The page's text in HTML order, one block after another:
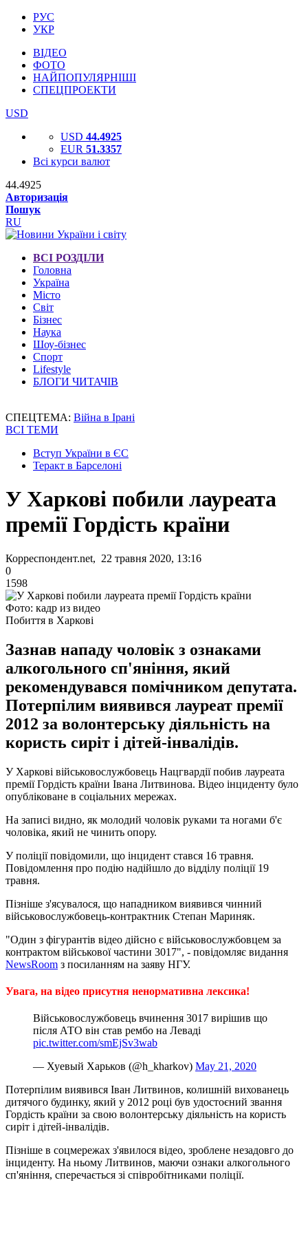
РУС
УКР
ВІДЕО
ФОТО
НАЙПОПУЛЯРНІШІ
СПЕЦПРОЕКТИ
USD
USD 44.4925
EUR 51.3357
Всі курси валют
44.4925
Авторизація
Пошук
RU
ВСІ РОЗДІЛИ
Головна
Україна
Місто
Світ
Бізнес
Наука
Шоу-бізнес
Спорт
Lifestyle
БЛОГИ ЧИТАЧІВ
СПЕЦТЕМА: Війна в Ірані
ВСІ ТЕМИ
Вступ України в ЄС
Теракт в Барселоні
У Харкові побили лауреата
премії Гордість країни
Корреспондент.net, 22 травня 2020, 13:16
0
1598
Фото: кадр из видео
Побиття в Харкові
Зазнав нападу чоловік з ознаками
алкогольного сп'яніння, який
рекомендувався помічником депутата.
Потерпілим виявився лауреат премії
2012 за волонтерську діяльність на
користь сиріт і дітей-інвалідів.
У Харкові військовослужбовець Нацгвардії побив лауреата
премії Гордість країни Івана Литвинова. Відео інциденту було
опубліковане в соціальних мережах.
На записі видно, як молодий чоловік руками та ногами б'є
чоловіка, який не чинить опору.
У поліції повідомили, що інцидент стався 16 травня.
Повідомлення про подію надійшло до відділу поліції 19
травня.
Пізніше з'ясувалося, що нападником виявився чинний
військовослужбовець-контрактник Степан Мариняк.
"Один з фігурантів відео дійсно є військовослужбовцем за
контрактом військової частини 3017", - повідомляє видання
NewsRoom з посиланням на заяву НГУ.
Увага, на відео присутня ненормативна лексика!
Військовослужбовець вчинення 3017 вирішив що
після АТО він став рембо на Леваді
pic.twitter.com/smEjSv3wab
— Хуевый Харьков (@h_kharkov) May 21, 2020
Потерпілим виявився Іван Литвинов, колишній вихованець
дитячого будинку, який у 2012 році був удостоєний звання
Гордість країни за свою волонтерську діяльність на користь
сиріт і дітей-інвалідів.
Пізніше в соцмережах з'явилося відео, зроблене незадовго до
інциденту. На ньому Литвинов, маючи ознаки алкогольного
сп'яніння, сперечається зі співробітниками поліції.